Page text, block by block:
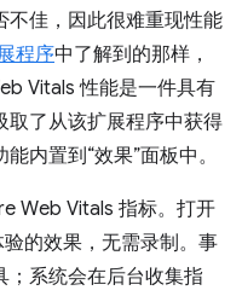
不佳，因此很难重现性能
程序中了解到的那样，
Vitals 性能是一件具有
取了从该扩展程序中获得
内置到“效果”面板中。
Web Vitals 指标。打开
的效果，无需录制。事
；系统会在后台收集指